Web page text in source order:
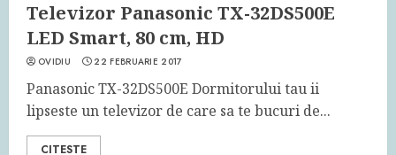
Televizor Panasonic TX-32DS500E
LED Smart, 80 cm, HD
OVIDIU 22 FEBRUARIE 2017
Panasonic TX-32DS500E Dormitorului tau ii
lipseste un televizor de care sa te bucuri de...
CITESTE